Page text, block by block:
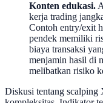
Konten edukasi.
kerja trading
Contoh entry/exit
pendek memiliki
biaya transaksi
menjamin hasil di
melibatkan risiko
Diskusi tentang